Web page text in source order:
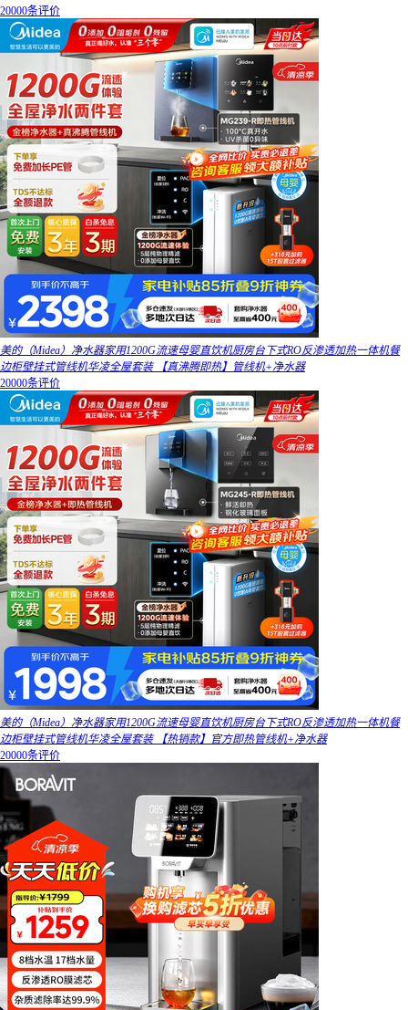
20000条评价
美的（Midea）净水器家用1200G流速母婴直饮机厨房台下式RO反渗透加热一体机餐
边柜壁挂式管线机华凌全屋套装 【真沸腾即热】管线机+净水器
20000条评价
美的（Midea）净水器家用1200G流速母婴直饮机厨房台下式RO反渗透加热一体机餐
边柜壁挂式管线机华凌全屋套装 【热销款】官方即热管线机+净水器
20000条评价